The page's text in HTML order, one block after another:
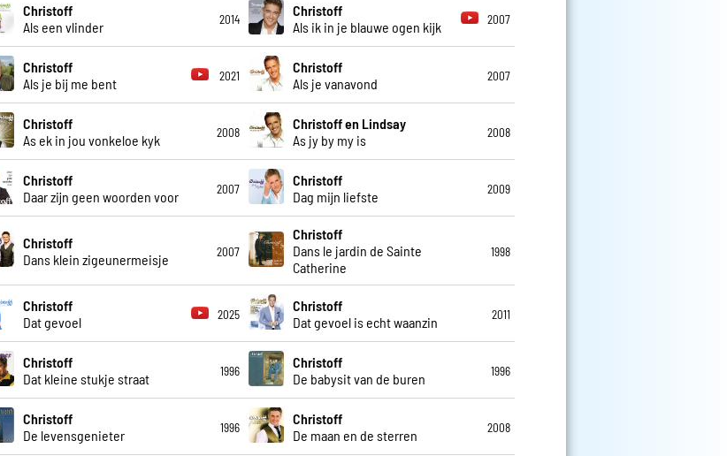
Christoff
Als een vlinder
2014
Christoff
Als ik in je blauwe ogen kijk
2007
Christoff
Als je bij me bent
2021
Christoff
Als je vanavond
2007
Christoff
As ek in jou vonkeloe kyk
2008
Christoff en Lindsay
As jy by my is
2008
Christoff
Daar zijn geen woorden voor
2007
Christoff
Dag mijn liefste
2009
Christoff
Dans klein zigeunermeisje
2007
Christoff
Dans le jardin de Sainte
Catherine
1998
Christoff
Dat gevoel
2025
Christoff
Dat gevoel is echt waanzin
2011
Christoff
Dat kleine stukje straat
1996
Christoff
De babysit van de buren
1996
Christoff
De levensgenieter
1996
Christoff
De maan en de sterren
2008